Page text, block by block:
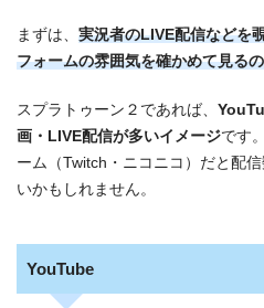
まずは、 実況者のLIVE配信などを
フォームの雰囲気を確かめて見る
スプラトゥーン２であれば、
画・LIVE配信が多いイメージです
ーム（Twitch・ニコニコ）だと配
いかもしれません。
YouTube